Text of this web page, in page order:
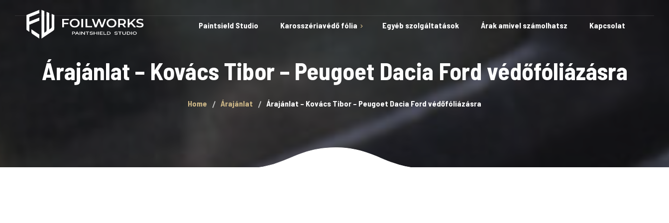
Paintsield Studio Karosszériavédő fólia
horzsolások ellen
Egyéb szolgáltatások Árak amivel számolhatsz Kapcsolat
Árajánlat – Kovács Tibor – Peugoet Dacia Ford védőfóliázásra
Home Árajánlat Árajánlat – Kovács Tibor – Peugoet Dacia Ford védőfóliázásra